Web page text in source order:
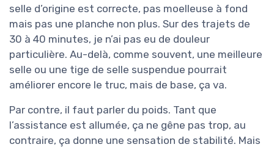
selle d’origine est correcte, pas moelleuse à fond
mais pas une planche non plus. Sur des trajets de
30 à 40 minutes, je n’ai pas eu de douleur
particulière. Au-delà, comme souvent, une meilleure
selle ou une tige de selle suspendue pourrait
améliorer encore le truc, mais de base, ça va.
Par contre, il faut parler du poids. Tant que
l’assistance est allumée, ça ne gêne pas trop, au
contraire, ça donne une sensation de stabilité. Mais